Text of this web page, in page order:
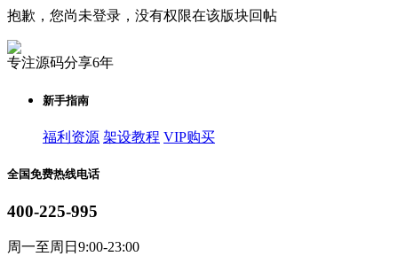
抱歉，您尚未登录，没有权限在该版块回帖
专注源码分享6年
新手指南
福利资源 架设教程 VIP购买
全国免费热线电话
400-225-995
周一至周日9:00-23:00